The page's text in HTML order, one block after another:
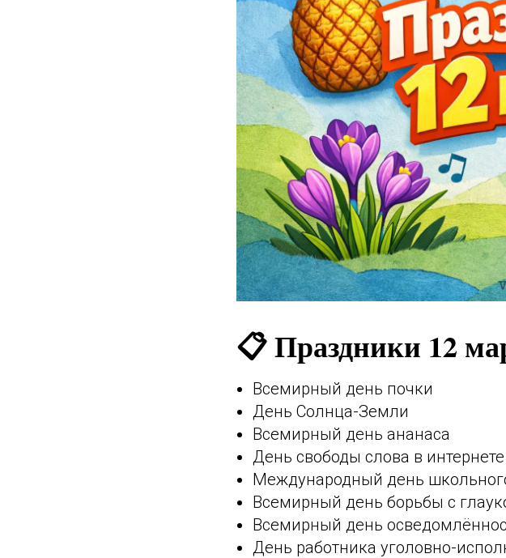
📋 Праздники 12
Всемирный день почки
День Солнца-Земли
Всемирный день ананаса
День свободы слова в
Международный день
Всемирный день борьбы с
Всемирный день
День работника уголовно-